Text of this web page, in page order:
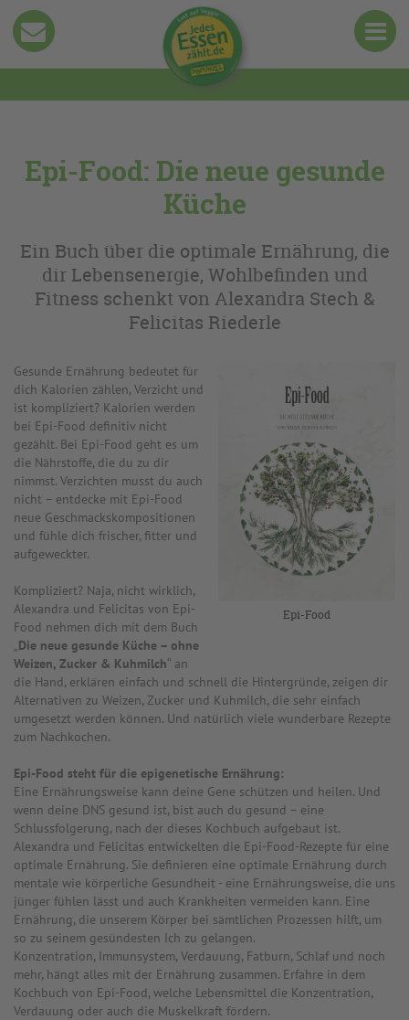
Epi-Food: Die neue gesunde
Küche
Ein Buch über die optimale Ernährung, die
dir Lebensenergie, Wohlbefinden und
Fitness schenkt von Alexandra Stech &
Felicitas Riederle
Epi-Food
Gesunde Ernährung bedeutet für
dich Kalorien zählen, Verzicht und
ist kompliziert? Kalorien werden
bei Epi-Food definitiv nicht
gezählt. Bei Epi-Food geht es um
die Nährstoffe, die du zu dir
nimmst. Verzichten musst du auch
nicht – entdecke mit Epi-Food
neue Geschmackskompositionen
und fühle dich frischer, fitter und
aufgeweckter.
Kompliziert? Naja, nicht wirklich,
Alexandra und Felicitas von Epi-
Food nehmen dich mit dem Buch
„Die neue gesunde Küche – ohne
Weizen, Zucker & Kuhmilch“ an
die Hand, erklären einfach und schnell die Hintergründe, zeigen dir
Alternativen zu Weizen, Zucker und Kuhmilch, die sehr einfach
umgesetzt werden können. Und natürlich viele wunderbare Rezepte
zum Nachkochen.
Epi-Food steht für die epigenetische Ernährung:
Eine Ernährungsweise kann deine Gene schützen und heilen. Und
wenn deine DNS gesund ist, bist auch du gesund – eine
Schlussfolgerung, nach der dieses Kochbuch aufgebaut ist.
Alexandra und Felicitas entwickelten die Epi-Food-Rezepte für eine
optimale Ernährung. Sie definieren eine optimale Ernährung durch
mentale wie körperliche Gesundheit - eine Ernährungsweise, die uns
jünger fühlen lässt und auch Krankheiten vermeiden kann. Eine
Ernährung, die unserem Körper bei sämtlichen Prozessen hilft, um
so zu seinem gesündesten Ich zu gelangen.
Konzentration, Immunsystem, Verdauung, Fatburn, Schlaf und noch
mehr, hängt alles mit der Ernährung zusammen. Erfahre in dem
Kochbuch von Epi-Food, welche Lebensmittel die Konzentration,
Verdauung oder auch die Muskelkraft fördern.